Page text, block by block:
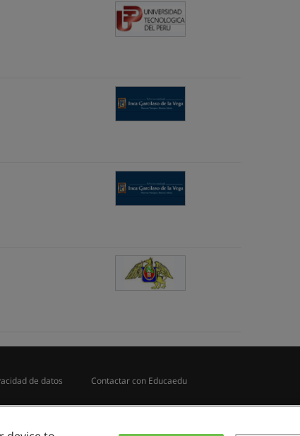
de datos Contactar con Educaedu